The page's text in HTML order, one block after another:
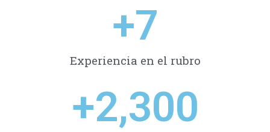
Experiencia en el rubro
+7
+2,300